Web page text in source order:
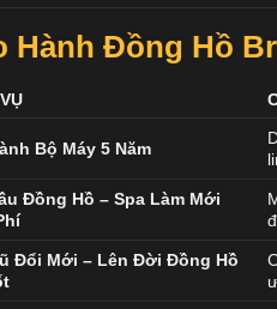
Hành Đồng Hồ
Bộ Máy 5 Năm
Đồng Hồ – Spa Làm Mới
Đổi Mới – Lên Đời Đồng Hồ